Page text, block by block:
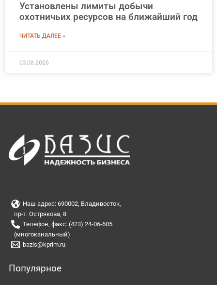
Установлены лимиты добычи
охотничьих ресурсов на ближайший год
ЧИТАТЬ ДАЛЕЕ »
03.08.2026
Наш адрес: 690002, Владивосток,
пр-т. Острякова, 8
Телефон, факс: (423) 24-06-605
(многоканальный)
bazis@kprim.ru
Популярное